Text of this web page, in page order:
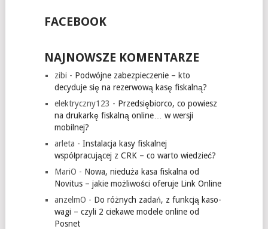
FACEBOOK
NAJNOWSZE KOMENTARZE
zibi - Podwójne zabezpieczenie – kto
decyduje się na rezerwową kasę fiskalną?
elektryczny123 - Przedsiębiorco, co powiesz
na drukarkę fiskalną online… w wersji
mobilnej?
arleta - Instalacja kasy fiskalnej
współpracującej z CRK – co warto wiedzieć?
MariO - Nowa, nieduża kasa fiskalna od
Novitus – jakie możliwości oferuje Link Online
anzelmO - Do różnych zadań, z funkcją kaso-
wagi – czyli 2 ciekawe modele online od
Posnet